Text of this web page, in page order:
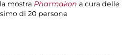
mostra Pharmakon a cura delle
di 20 persone